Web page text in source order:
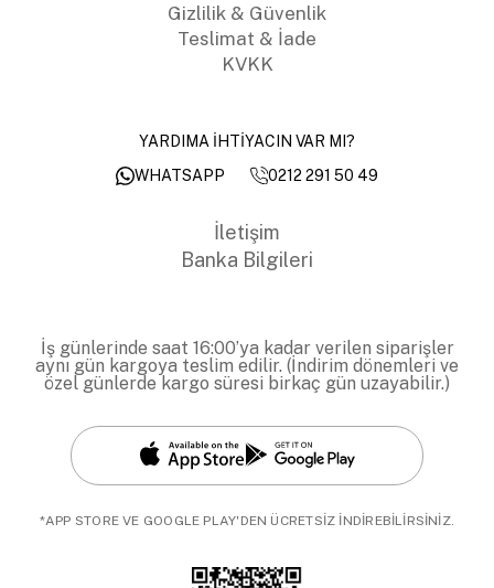
Gizlilik & Güvenlik
Teslimat & İade
KVKK
YARDIMA İHTİYACIN VAR MI?
WHATSAPP
0212 291 50 49
İletişim
Banka Bilgileri
İş günlerinde saat 16:00’ya kadar verilen siparişler
aynı gün kargoya teslim edilir. (İndirim dönemleri ve
özel günlerde kargo süresi birkaç gün uzayabilir.)
*APP STORE VE GOOGLE PLAY'DEN ÜCRETSİZ İNDİREBİLİRSİNİZ.